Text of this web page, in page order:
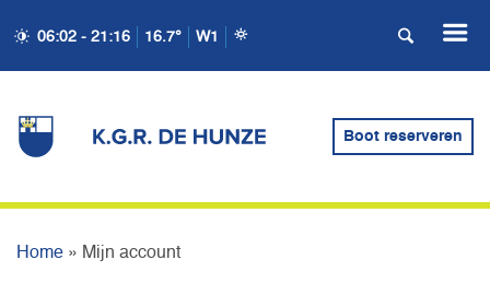
06:02 - 21:16 16.7° W1
Boot reserveren
Home » Mijn account